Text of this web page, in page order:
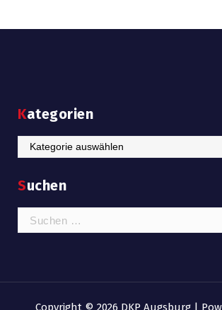
Kategorien
Kategorien
Suchen
Suchen
nach:
Copyright © 2026 DKP Augsburg |